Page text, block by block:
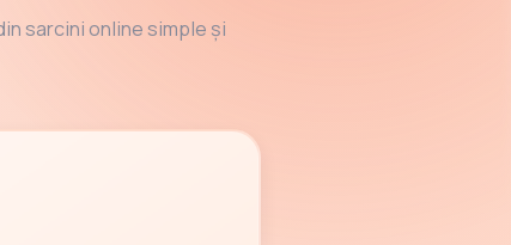
sarcini online simple și